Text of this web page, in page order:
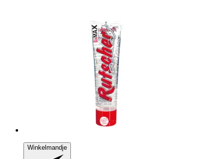
Winkelmandje